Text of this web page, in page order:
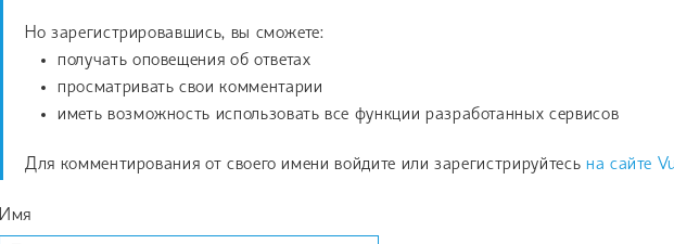
Но зарегистрировавшись, вы сможете:
получать оповещения об ответах
просматривать свои комментарии
иметь возможность использовать все функции разработанных сервисов
Для комментирования от своего имени войдите или зарегистрируйтесь на сайте
Имя